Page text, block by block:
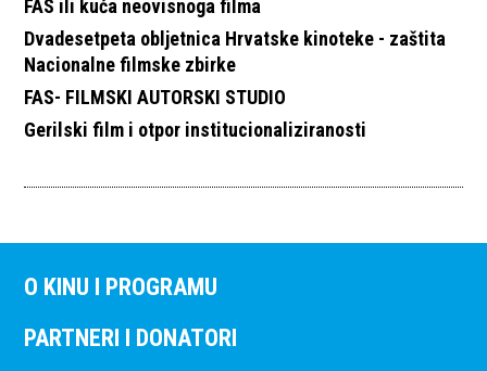
FAS ili kuća neovisnoga filma
Dvadesetpeta obljetnica Hrvatske kinoteke - zaštita
Nacionalne filmske zbirke
FAS- FILMSKI AUTORSKI STUDIO
Gerilski film i otpor institucionaliziranosti
O KINU I PROGRAMU
PARTNERI I DONATORI